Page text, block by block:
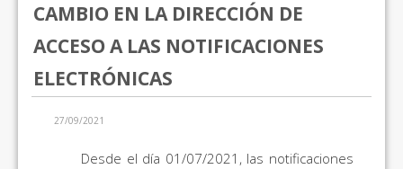
CAMBIO EN LA DIRECCIÓN DE
ACCESO A LAS NOTIFICACIONES
ELECTRÓNICAS
27/09/2021
Desde el día 01/07/2021, las notificaciones